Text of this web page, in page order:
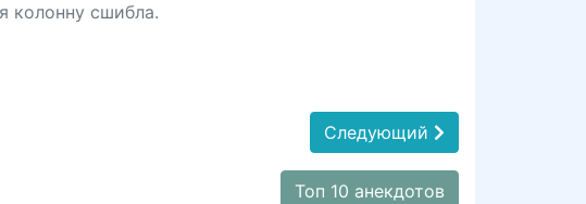
колонну сшибла.
Следующий
Топ 10 анекдотов